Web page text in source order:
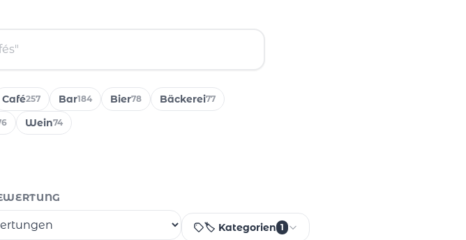
Café257 Bar184 Bier78 Bäckerei77
Wein74
🏷️ Kategorien 1